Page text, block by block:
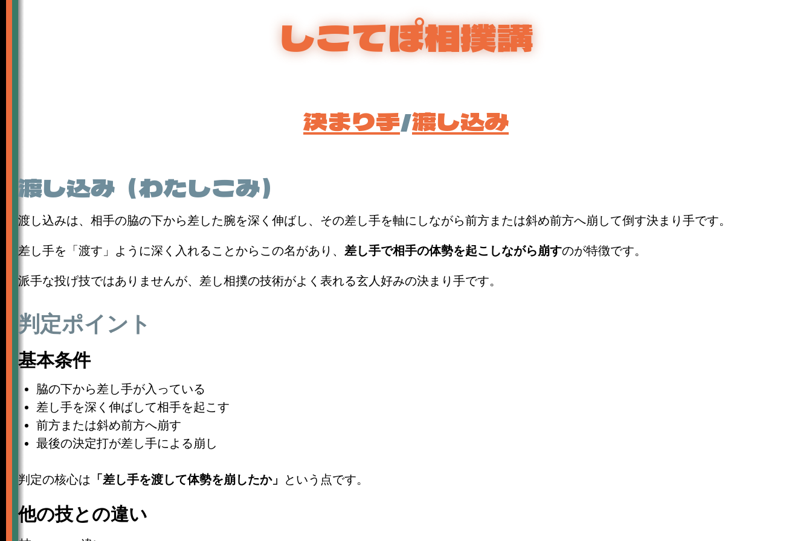
しこてぽ相撲講
決まり手/渡し込み
渡し込み（わたしこみ）
渡し込みは、相手の脇の下から差した腕を深く伸ばし、その差し手を軸にしながら前方または斜め前方へ崩して倒す決まり手です。
差し手を「渡す」ように深く入れることからこの名があり、 差し手で相手の体勢を起こしながら崩すのが特徴です。
派手な投げ技ではありませんが、差し相撲の技術がよく表れる玄人好みの決まり手です。
判定ポイント
基本条件
脇の下から差し手が入っている
差し手を深く伸ばして相手を起こす
前方または斜め前方へ崩す
最後の決定打が差し手による崩し
判定の核心は 「差し手を渡して体勢を崩したか」 という点です。
他の技との違い